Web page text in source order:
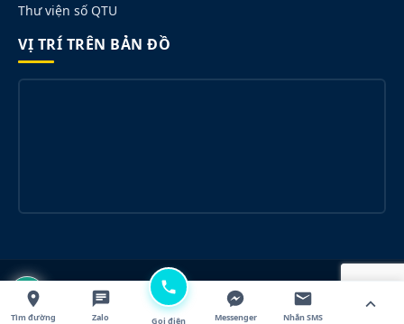
Thư viện số QTU
VỊ TRÍ TRÊN BẢN ĐỒ
© 2026 Trường Đại học Quang Trung. All rights reserved.
Designed for QTU.
Tìm đường Zalo Gọi điện Messenger Nhắn SMS